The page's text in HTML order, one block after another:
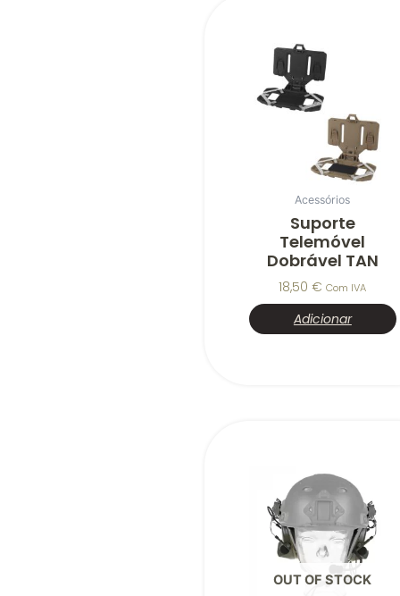
Acessórios
Suporte
Telemóvel
Dobrável TAN
18,50€ Com IVA
Adicionar
OUT OF STOCK